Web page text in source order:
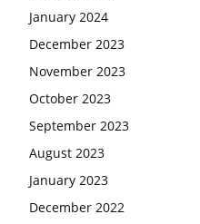
January 2024
December 2023
November 2023
October 2023
September 2023
August 2023
January 2023
December 2022